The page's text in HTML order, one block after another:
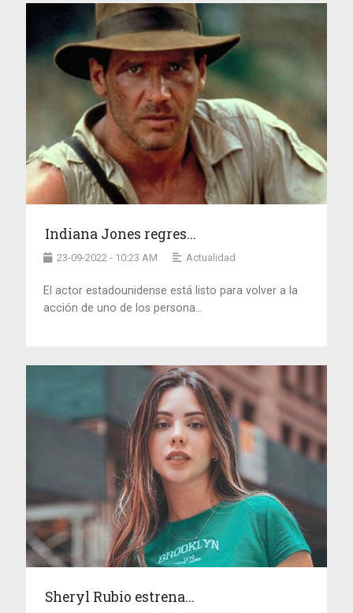
Indiana Jones regres...
23-09-2022 - 10:23 AM Actualidad
El actor estadounidense está listo para volver a la
acción de uno de los persona...
Sheryl Rubio estrena...